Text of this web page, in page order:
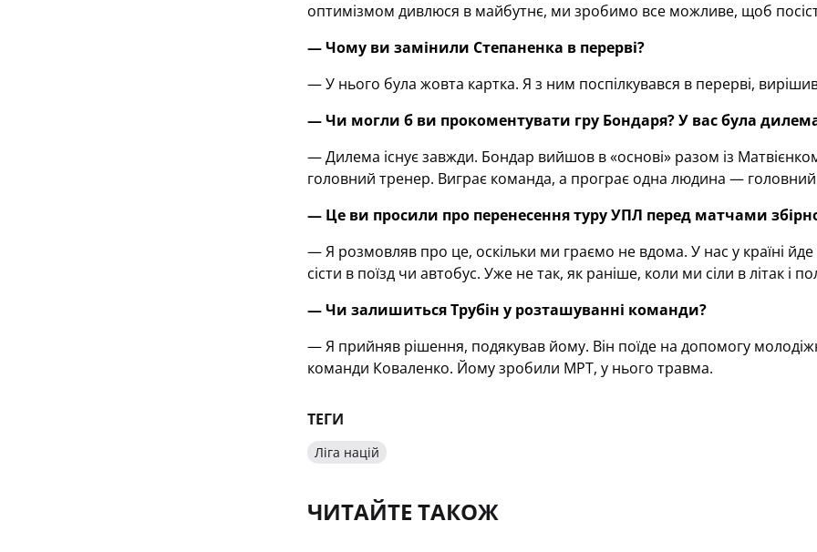
оптимізмом дивлюся в майбутнє, ми зробимо все можливе, щоб
— Чому ви замінили Степаненка в перерві?
— У нього була жовта картка. Я з ним поспілкувався в перерві,
— Чи могли б ви прокоментувати гру Бондаря? У вас була
— Дилема існує завжди. Бондар вийшов в «основі» разом із
головний тренер. Виграє команда, а програє одна людина —
— Це ви просили про перенесення туру УПЛ перед матчами
— Я розмовляв про це, оскільки ми граємо не вдома. У нас у країні
сісти в поїзд чи автобус. Уже не так, як раніше, коли ми сіли в літак і
— Чи залишиться Трубін у розташуванні команди?
— Я прийняв рішення, подякував йому. Він поїде на допомогу
команди Коваленко. Йому зробили МРТ, у нього травма.
ТЕГИ
Ліга націй
ЧИТАЙТЕ ТАКОЖ